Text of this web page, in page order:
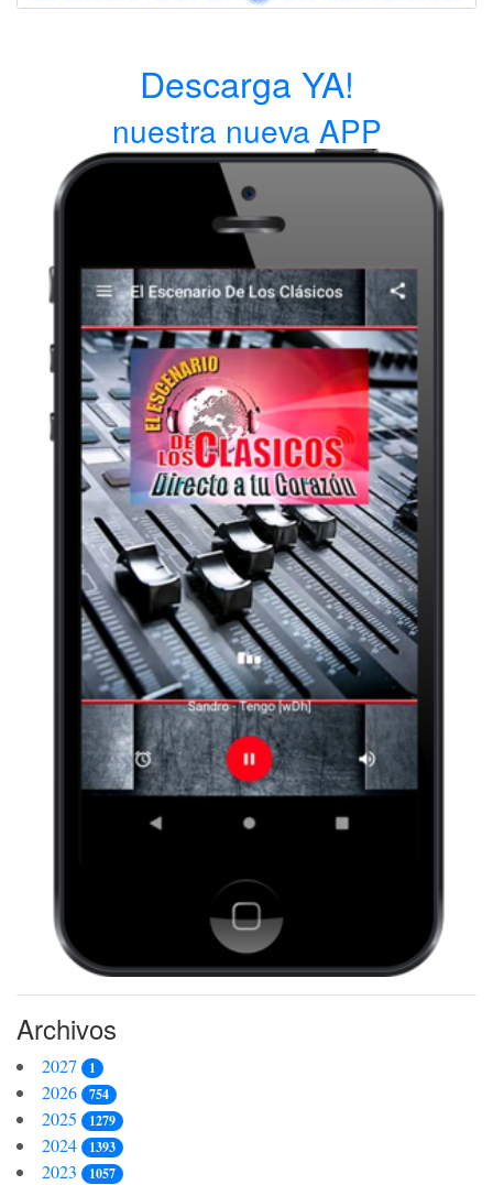
Descarga YA!
nuestra nueva APP
Archivos
2027 1
2026 754
2025 1279
2024 1393
2023 1057